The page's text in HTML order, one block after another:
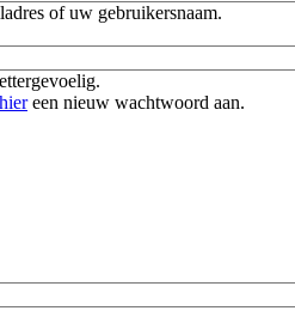
of uw gebruikersnaam.
hiereen nieuw wachtwoord aan.